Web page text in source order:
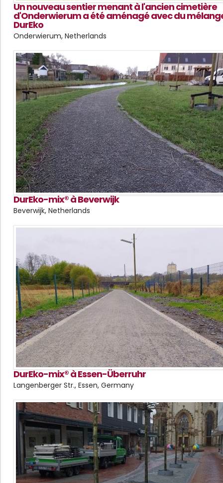
Un nouveau sentier menant à l'ancien cimetière
d'Onderwierum a été aménagé avec du
DurEko
Onderwierum, Netherlands
DurEko-mix® à Beverwijk
Beverwijk, Netherlands
DurEko-mix® à Essen-Überruhr
Langenberger Str., Essen, Germany